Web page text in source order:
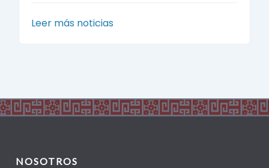
Leer más noticias
NOSOTROS